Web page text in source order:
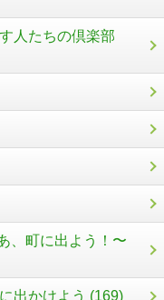
人たちの倶楽部
、町に出よう！〜
出かけよう (169)